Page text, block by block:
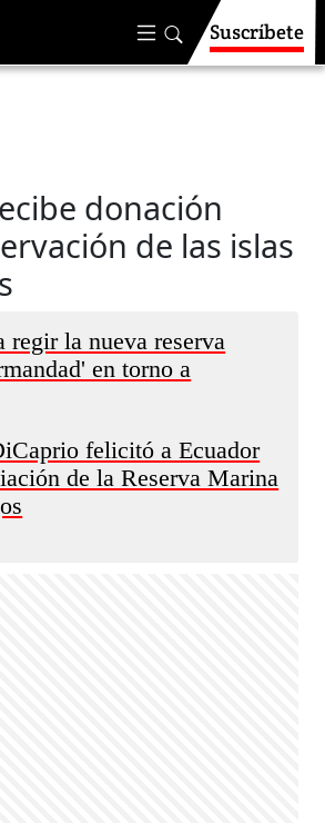
Suscríbete
donación
de las islas
regir la nueva reserva
en torno a
felicitó a Ecuador
de la Reserva Marina